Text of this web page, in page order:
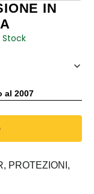
IN
Stock
al 2007
PROTEZIONI,